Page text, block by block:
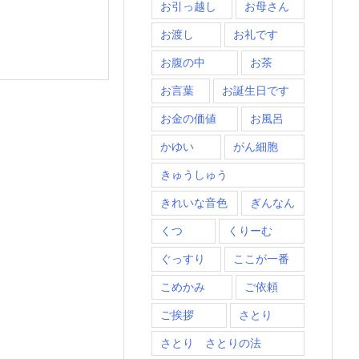
お引っ越し お母さん
お渡し お礼です
お腹の中 お茶
お言葉 お誕生日です
お金の価値 お風呂
かゆい がん細胞
きゅうしゅう
きれいな音色 ぎんなん
くつ くりーむ
ぐっすり ここが一番
こめかみ ご依頼
ご挨拶 さとり
さとり さとりの法